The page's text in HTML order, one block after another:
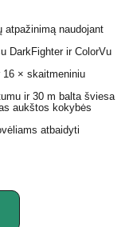
atpažinimą naudojant
DarkFighter ir ColorVu
16 × skaitmeniniu
ir 30 m balta šviesa
aukštos kokybės
atbaidyti